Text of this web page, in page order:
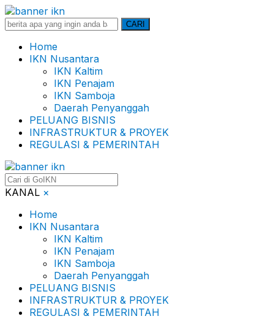
Search
CARI
Home
IKN Nusantara
IKN Kaltim
IKN Penajam
IKN Samboja
Daerah Penyanggah
PELUANG BISNIS
INFRASTRUKTUR & PROYEK
REGULASI & PEMERINTAH
KANAL ×
Home
IKN Nusantara
IKN Kaltim
IKN Penajam
IKN Samboja
Daerah Penyanggah
PELUANG BISNIS
INFRASTRUKTUR & PROYEK
REGULASI & PEMERINTAH